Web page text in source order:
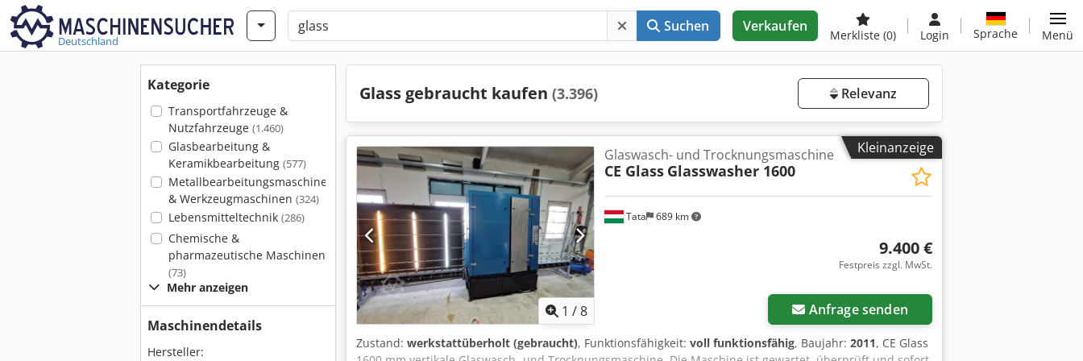
Deutschland
Suchen Verkaufen
Merkliste (0) Login Sprache Menü
Kategorie
Transportfahrzeuge &
Nutzfahrzeuge (1.460)
Glasbearbeitung &
Keramikbearbeitung (577)
Metallbearbeitungsmaschinen
& Werkzeugmaschinen (324)
Lebensmitteltechnik (286)
Chemische &
pharmazeutische Maschinen
(73)
Mehr anzeigen
Maschinendetails
Hersteller:
Glass gebraucht kaufen (3.396) Relevanz
Kleinanzeige
1 /8
Tata 689 km
Glaswasch- und Trocknungsmaschine
CE Glass Glasswasher 1600
9.400 €
Festpreis zzgl. MwSt.
Anfrage senden
Zustand: werkstattüberholt (gebraucht), Funktionsfähigkeit: voll funktionsfähig, Baujahr: 2011, CE Glass